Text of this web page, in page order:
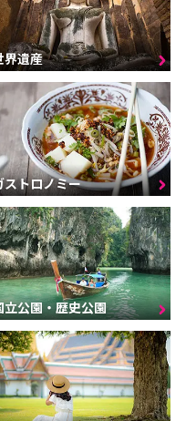
界遺産
ストロノミー
立公園・歴史公園